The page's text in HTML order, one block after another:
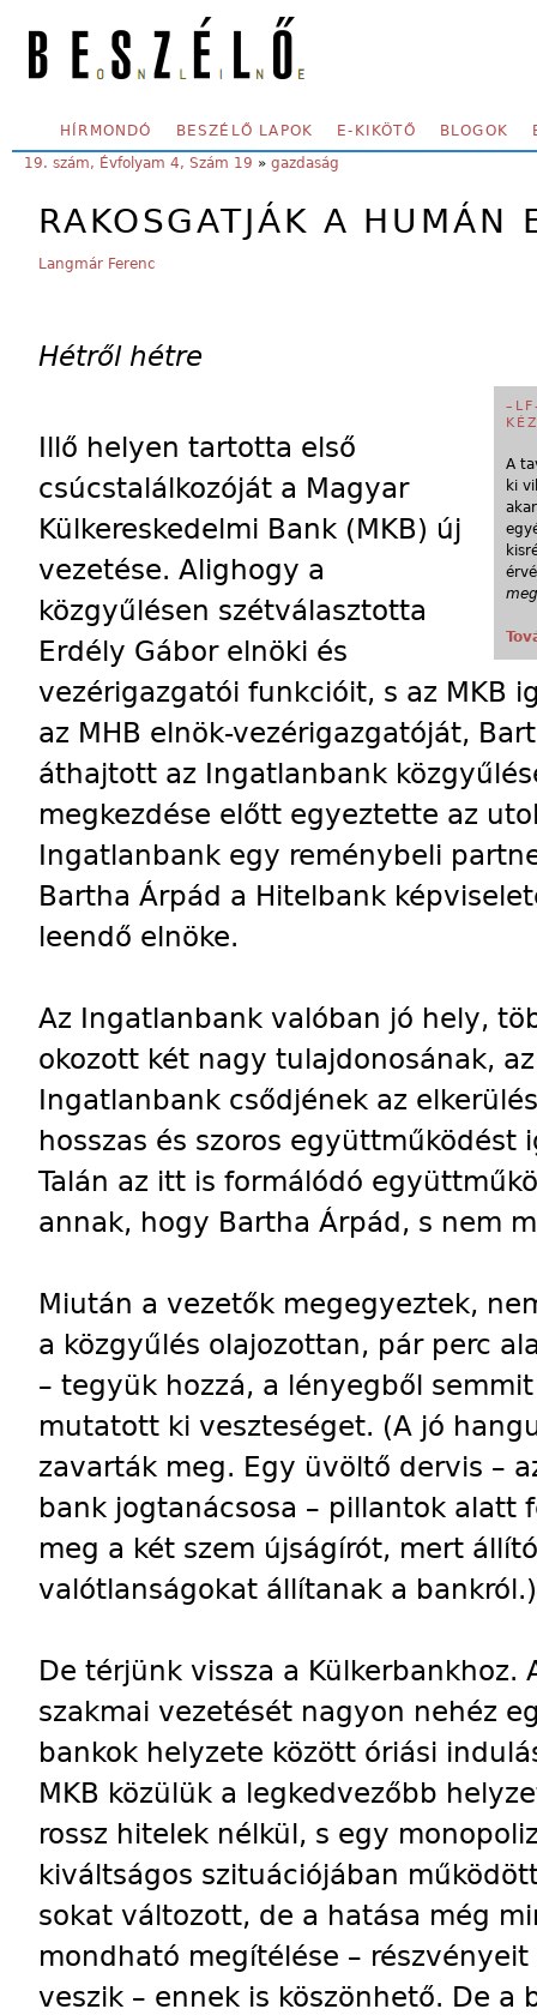
SECONDARY MENU
HÍRMONDÓ BESZÉLŐ LAPOK E-KIKÖTŐ BLOGOK
YOU ARE HERE:
19. szám, Évfolyam 4, Szám 19 » gazdaság
RAKOSGATJÁK A HUMÁN
Langmár Ferenc
Hétről hétre
A
ki
Illő helyen tartotta első
csúcstalálkozóját a Magyar
Külkereskedelmi Bank (MKB) új
vezetése. Alighogy a
közgyűlésen szétválasztotta
Erdély Gábor elnöki és
vezérigazgatói funkcióit, s az MKB
az MHB elnök-vezérigazgatóját,
áthajtott az Ingatlanbank
megkezdése előtt egyeztette az
Ingatlanbank egy reménybeli
Bartha Árpád a Hitelbank
leendő elnöke.
Az Ingatlanbank valóban jó hely,
okozott két nagy tulajdonosának,
Ingatlanbank csődjének az
hosszas és szoros
Talán az itt is formálódó
annak, hogy Bartha Árpád, s nem
Miután a vezetők megegyeztek,
a közgyűlés olajozottan, pár perc
– tegyük hozzá, a lényegből
mutatott ki veszteséget. (A jó
zavarták meg. Egy üvöltő dervis –
bank jogtanácsosa – pillantok
meg a két szem újságírót, mert
valótlanságokat állítanak a bankról.)
De térjünk vissza a Külkerbankhoz.
szakmai vezetését nagyon nehéz
bankok helyzete között óriási
MKB közülük a legkedvezőbb
rossz hitelek nélkül, s egy
kiváltságos szituációjában
sokat változott, de a hatása még
mondható megítélése –
veszik – ennek is köszönhető. De a